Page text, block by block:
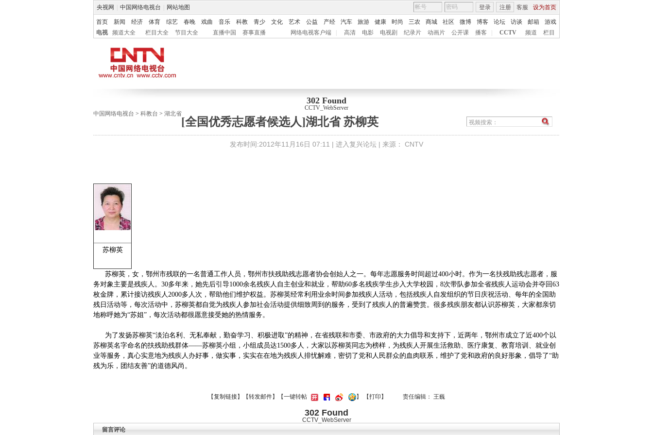
央视网 中国网络电视台 网站地图 客服 设为首页
登录 注册
首页 新闻 经济 体育 综艺 春晚 戏曲 音乐 科教 青少 文化 艺术 公益 产经 汽车 旅游 健康 时尚 三农 商城 社区 微博 博客 论坛 访谈 邮箱
游戏
电视
频道大全 栏目大全 节目大全 直播中国 赛事直播 网络电视客户端 高清 电影 电视剧 纪录片 动画片 公开课 播客 CCTV 频道 栏目
302 Found
CCTV_WebServer
中国网络电视台 > 科教台 > 湖北省
[全国优秀志愿者候选人]湖北省 苏柳英
发布时间:2012年11月16日 07:11 | 进入复兴论坛 | 来源： CNTV
苏柳英
苏柳英，女，鄂州市残联的一名普通工作人员，鄂州市扶残助残志愿者协会创始人之一。每年志愿服务时间超过400小时。作为一名扶残助残志愿者，服
务对象主要是残疾人。 30多年来，她先后引导1000余名残疾人自主创业和就业，帮助60多名残疾学生步入大学校园， 8次带队参加全省残疾人运动会并夺回63
枚金牌，累计接访残疾人2000多人次，帮助他们维护权益。苏柳英经常利用业余时间参加残疾人活动，包括残疾人自发组织的节日庆祝活动、每年的全国助
残日活动等，每次活动中，苏柳英都自觉为残疾人参加社会活动提供细致周到的服务，受到了残疾人的普遍赞赏。很多残疾朋友都认识苏柳英，大家都亲切
地称呼她为“苏姐”，每次活动都很愿意接受她的热情服务。
为了发扬苏柳英“淡泊名利、无私奉献，勤奋学习、积极进取”的精神，在省残联和市委、市政府的大力倡导和支持下，近两年，鄂州市成立了近400个以
苏柳英名字命名的扶残助残群体——苏柳英小组，小组成员达1500多人，大家以苏柳英同志为榜样，为残疾人开展生活救助、医疗康复、教育培训、就业创
业等服务，真心实意地为残疾人办好事，做实事，实实在在地为残疾人排忧解难，密切了党和人民群众的血肉联系，维护了党和政府的良好形象，倡导了“助
残为乐，团结友善”的道德风尚。
【复制链接】【转发邮件】【一键转帖 】 【打印 】 责任编辑： 王巍
302 Found
CCTV_WebServer
留言评论